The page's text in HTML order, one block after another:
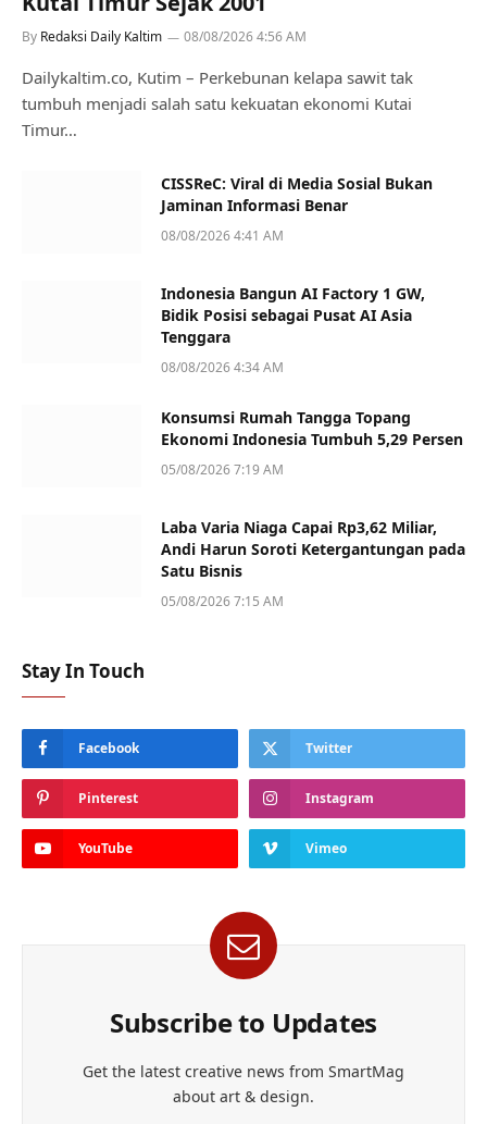
By Redaksi Daily Kaltim 08/08/2026 4:56 AM
Dailykaltim.co, Kutim – Perkebunan kelapa sawit tak
tumbuh menjadi salah satu kekuatan ekonomi Kutai
Timur…
CISSReC: Viral di Media Sosial Bukan
Jaminan Informasi Benar
08/08/2026 4:41 AM
Indonesia Bangun AI Factory 1 GW,
Bidik Posisi sebagai Pusat AI Asia
Tenggara
08/08/2026 4:34 AM
Konsumsi Rumah Tangga Topang
Ekonomi Indonesia Tumbuh 5,29 Persen
05/08/2026 7:19 AM
Laba Varia Niaga Capai Rp3,62 Miliar,
Andi Harun Soroti Ketergantungan pada
Satu Bisnis
05/08/2026 7:15 AM
Stay In Touch
Facebook Twitter
Pinterest Instagram
YouTube Vimeo
Subscribe to Updates
Get the latest creative news from SmartMag
about art & design.